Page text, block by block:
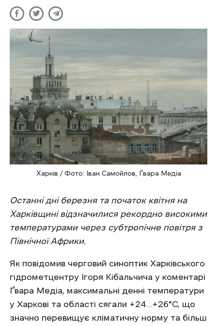
Харків / Фото: Іван Самойлов, Ґвара Медіа
Останні дні березня та початок квітня на
Харківщині відзначилися рекордно високими
температурами через субтропічне повітря з
Північної Африки.
Як повідомив черговий синоптик Харківського
гідрометцентру Ігоря Кібальчича у коментарі
Ґвара Медіа, максимальні денні температури
у Харкові та області сягали +24…+26°C, що
значно перевищує кліматичну норму та більш